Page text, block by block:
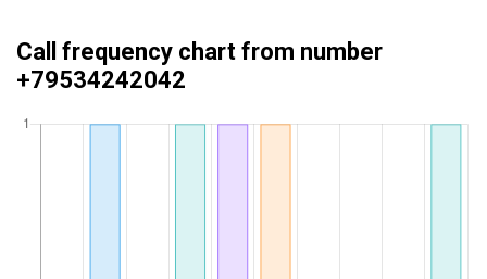
Call frequency chart from number
+79534242042